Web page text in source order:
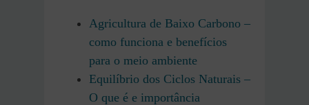
Agricultura de Baixo Carbono –
como funciona e benefícios
para o meio ambiente
Equilíbrio dos Ciclos Naturais –
O que é e importância